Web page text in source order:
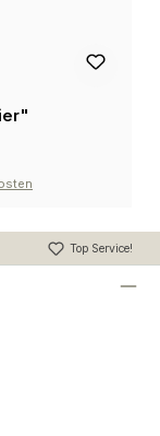
Top Service!